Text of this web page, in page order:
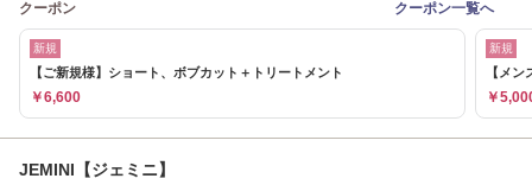
クーポン クーポン一覧へ
新規
【ご新規様】ショート、ボブカット＋トリートメント
￥6,600
新規
【メ
￥
JEMINI【ジェミニ】